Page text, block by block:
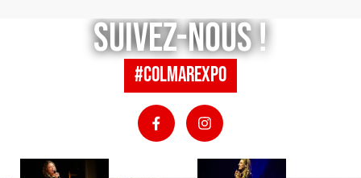
Suivez-nous !
#colmarexpo